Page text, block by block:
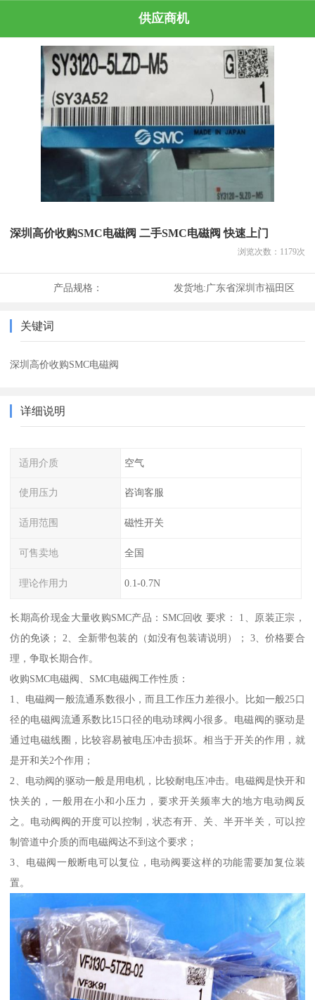
供应商机
深圳高价收购SMC电磁阀 二手SMC电磁阀 快速上门
浏览次数： 1179次
产品规格： 发货地:广东省深圳市福田区
关键词
深圳高价收购SMC电磁阀
详细说明
适用介质 空气
使用压力 咨询客服
适用范围 磁性开关
可售卖地 全国
理论作用力 0.1-0.7N
长期高价现金大量收购SMC产品：SMC回收 要求： 1、原装正宗，
仿的免谈； 2、全新带包装的（如没有包装请说明）； 3、价格要合
理，争取长期合作。
收购SMC电磁阀、SMC电磁阀工作性质：
1、电磁阀一般流通系数很小，而且工作压力差很小。比如一般25口
径的电磁阀流通系数比15口径的电动球阀小很多。电磁阀的驱动是
通过电磁线圈，比较容易被电压冲击损坏。相当于开关的作用，就
是开和关2个作用；
2、电动阀的驱动一般是用电机，比较耐电压冲击。电磁阀是快开和
快关的，一般用在小和小压力，要求开关频率大的地方电动阀反
之。电动阀阀的开度可以控制，状态有开、关、半开半关，可以控
制管道中介质的而电磁阀达不到这个要求；
3、电磁阀一般断电可以复位，电动阀要这样的功能需要加复位装
置。